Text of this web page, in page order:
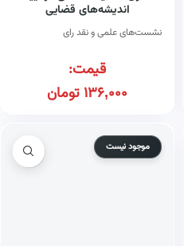
اندیشه‌های قضایی
نشست‌های علمی و نقد رای
قیمت:
136,000تومان
موجود نیست